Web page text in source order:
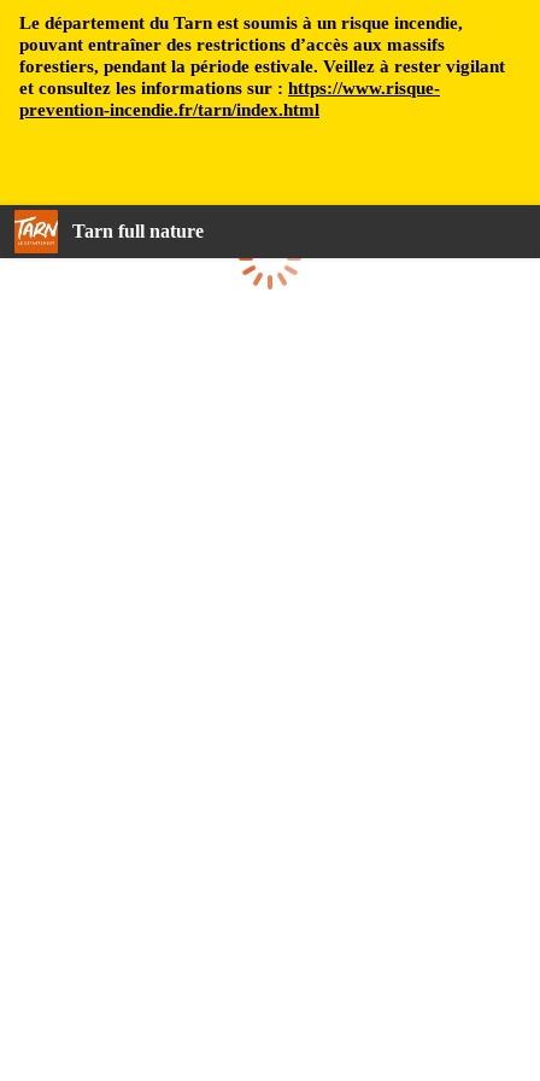
Le département du Tarn est soumis à un risque incendie,
pouvant entraîner des restrictions d’accès aux massifs
forestiers, pendant la période estivale. Veillez à rester vigilant
et consultez les informations sur : https://www.risque-
prevention-incendie.fr/tarn/index.html
Tarn full nature
Loading